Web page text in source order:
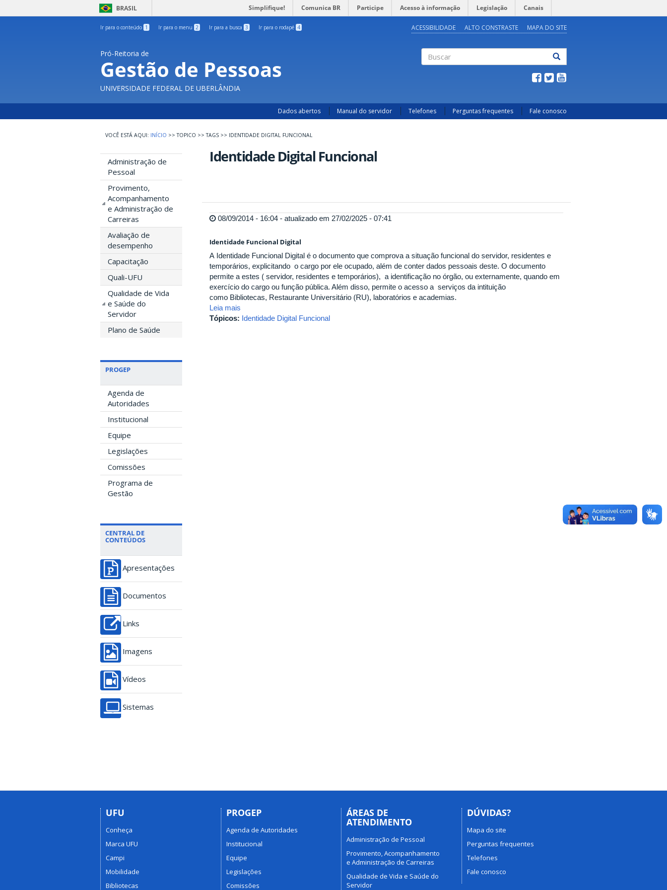
BRASIL Simplifique! Comunica BR Participe Acesso à informação Legislação Canais
Ir para o conteúdo 1 Ir para o menu 2 Ir para a busca 3 Ir para o rodapé 4 ACESSIBILIDADE ALTO CONSTRASTE MAPA DO SITE
Pró-Reitoria de
Gestão de Pessoas
UNIVERSIDADE FEDERAL DE UBERLÂNDIA
Dados abertos Manual do servidor Telefones Perguntas frequentes Fale conosco
INÍCIO >> TOPICO >> TAGS >> IDENTIDADE DIGITAL FUNCIONAL
Administração de
Pessoal
Provimento,
Acompanhamento
e Administração de
Carreiras
Avaliação de
desempenho
Capacitação
Quali-UFU
Qualidade de Vida
e Saúde do
Servidor
Plano de Saúde
PROGEP
Agenda de
Autoridades
Institucional
Equipe
Legislações
Comissões
Programa de
Gestão
CENTRAL DE
CONTEÚDOS
Apresentações
Documentos
Links
Imagens
Vídeos
Sistemas
Identidade Digital Funcional
08/09/2014 - 16:04 - atualizado em 27/02/2025 - 07:41
Identidade Funcional Digital
A Identidade Funcional Digital é o documento que comprova a situação funcional do servidor, residentes e
temporários, explicitando o cargo por ele ocupado, além de conter dados pessoais deste. O documento
permite a estes ( servidor, residentes e temporários), a identificação no órgão, ou externamente, quando em
exercício do cargo ou função pública. Além disso, permite o acesso a serviços da intituição
como Bibliotecas, Restaurante Universitário (RU), laboratórios e academias.
Leia mais
Tópicos: Identidade Digital Funcional
UFU
Conheça
Marca UFU
Campi
Mobilidade
Bibliotecas
PROGEP
Agenda de Autoridades
Institucional
Equipe
Legislações
Comissões
ÁREAS DE
ATENDIMENTO
Administração de Pessoal
Provimento, Acompanhamento
e Administração de Carreiras
Qualidade de Vida e Saúde do
Servidor
DÚVIDAS?
Mapa do site
Perguntas frequentes
Telefones
Fale conosco